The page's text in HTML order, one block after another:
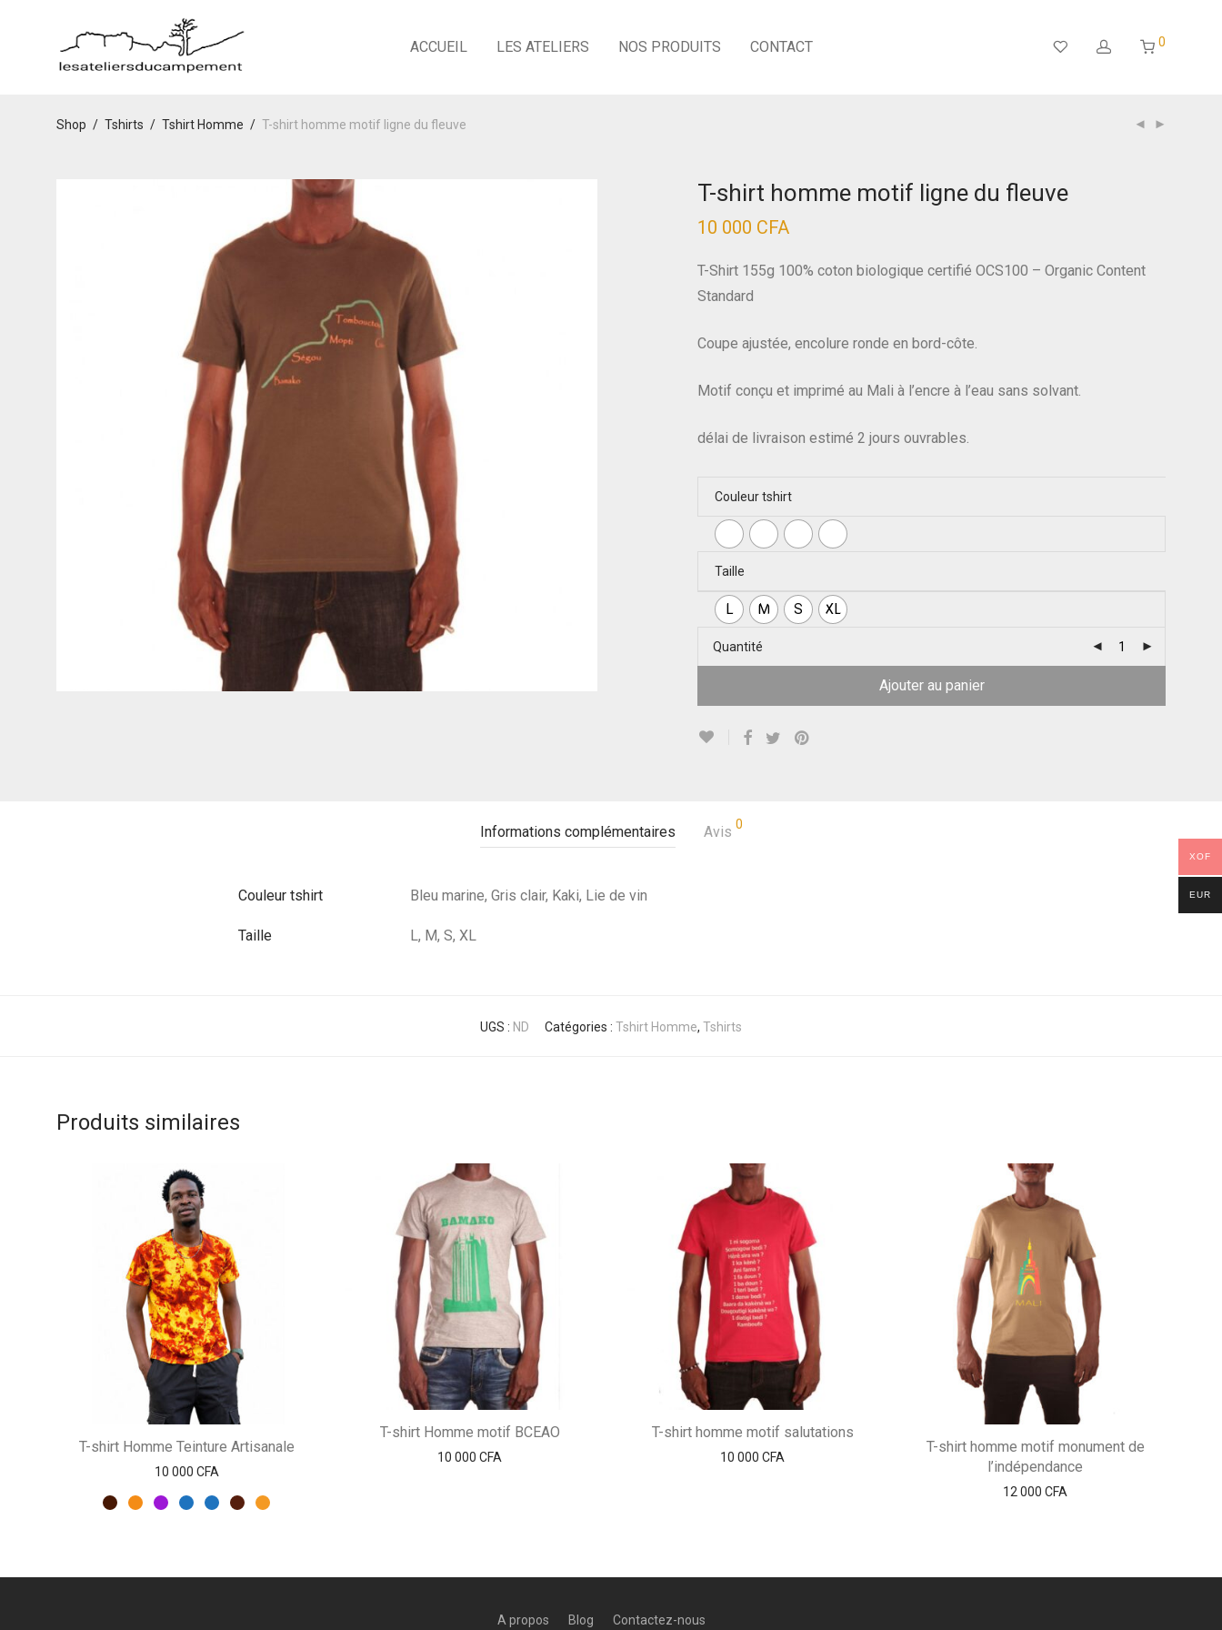
ACCUEIL LES ATELIERS NOS PRODUITS CONTACT 0
Shop / Tshirts / Tshirt Homme / T-shirt homme motif ligne du fleuve
T-shirt homme motif ligne du fleuve
10 000 CFA
T-Shirt 155g 100% coton biologique certifié OCS100 – Organic Content
Standard
Coupe ajustée, encolure ronde en bord-côte.
Motif conçu et imprimé au Mali à l’encre à l’eau sans solvant.
délai de livraison estimé 2 jours ouvrables.
Couleur tshirt
Taille
L M S XL
Quantité
Ajouter au panier
Informations complémentaires Avis 0
Couleur tshirt Bleu marine, Gris clair, Kaki, Lie de vin
Taille L, M, S, XL
UGS : ND Catégories : Tshirt Homme, Tshirts
Produits similaires
T-shirt Homme Teinture Artisanale
10 000 CFA
T-shirt Homme motif BCEAO
10 000 CFA
T-shirt homme motif salutations
10 000 CFA
T-shirt homme motif monument de
l’indépendance
12 000 CFA
A propos Blog Contactez-nous
XOF
EUR